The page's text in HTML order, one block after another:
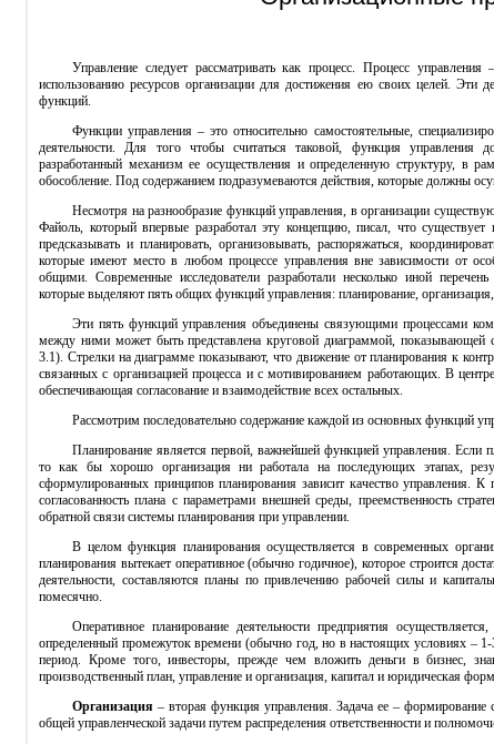
Управление следует рассматривать как процесс. Процесс
использованию ресурсов организации для достижения ею своих целей.
функций.
Функции управления – это относительно самостоятельные,
деятельности. Для того чтобы считаться таковой, функция управления
разработанный механизм ее осуществления и определенную структуру, в
обособление. Под содержанием подразумеваются действия, которые должны
Несмотря на разнообразие функций управления, в организации
Файоль, который впервые разработал эту концепцию, писал, что
предсказывать и планировать, организовывать, распоряжаться,
которые имеют место в любом процессе управления вне зависимости от
общими. Современные исследователи разработали несколько иной
которые выделяют пять общих функций управления: планирование,
Эти пять функций управления объединены связующими процессами
между ними может быть представлена круговой диаграммой, показывающей
3.1). Стрелки на диаграмме показывают, что движение от планирования к
связанных с организацией процесса и с мотивированием работающих. В
обеспечивающая согласование и взаимодействие всех остальных.
Рассмотрим последовательно содержание каждой из основных функций
Планирование является первой, важнейшей функцией управления. Если
то как бы хорошо организация ни работала на последующих этапах,
сформулированных принципов планирования зависит качество управления. К
согласованность плана с параметрами внешней среды, преемственность
обратной связи системы планирования при управлении.
В целом функция планирования осуществляется в современных
планирования вытекает оперативное (обычно годичное), которое строится
деятельности, составляются планы по привлечению рабочей силы и
помесячно.
Оперативное планирование деятельности предприятия
определенный промежуток времени (обычно год, но в настоящих условиях –
период. Кроме того, инвесторы, прежде чем вложить деньги в бизнес,
производственный план, управление и организация, капитал и юридическая
Организация – вторая функция управления. Задача ее –
общей управленческой задачи путем распределения ответственности и